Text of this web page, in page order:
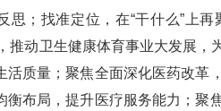
思；找准定位，在“干什么”上再
推动卫生健康体育事业大发展，
质量；聚焦全面深化医药改革
布局，提升医疗服务能力；聚